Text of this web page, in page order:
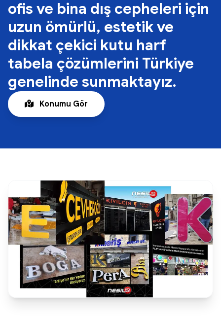
ofis ve bina dış cepheleri için
uzun ömürlü, estetik ve
dikkat çekici kutu harf
tabela çözümlerini Türkiye
genelinde sunmaktayız.
Konumu Gör